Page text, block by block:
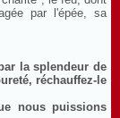
par l'épée, sa
la splendeur de
réchauffez-le
nous puissions